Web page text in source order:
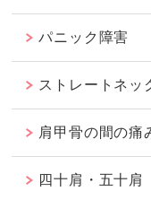
パニック障害
ストレートネッ
肩甲骨の間の痛
四十肩・五十肩